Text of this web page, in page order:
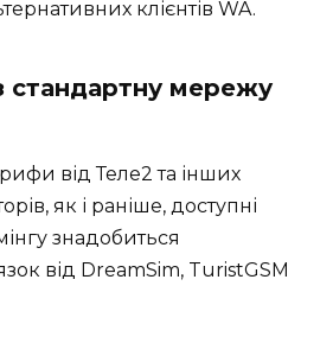
клієнтів WA.
стандартну мережу
від Теле2 та інших
як і раніше, доступні
знадобиться
від DreamSim, TuristGSM